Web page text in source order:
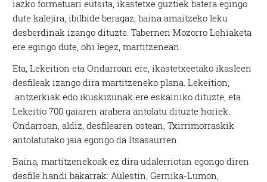
iazko formatuari eutsita, ikastetxe guztiek batera egingo
dute kalejira, ibilbide beragaz, baina amaitzeko leku
desberdinak izango dituzte. Tabernen Mozorro Lehiaketa
ere egingo dute, ohi legez, martitzenean.
Eta, Lekeition eta Ondarroan ere, ikastetxeetako ikasleen
desfileak izango dira martitzeneko plana. Lekeition,
antzerkiak edo ikuskizunak ere eskainiko dituzte, eta
Lekeitio 700 gaiaren arabera antolatu dituzte horiek.
Ondarroan, aldiz, desfilearen ostean, Txirrimorraskik
antolatutako jaia egongo da Itsasaurren.
Baina, martitzenekoak ez dira udalerriotan egongo diren
desfile handi bakarrak: Aulestin, Gernika-Lumon,